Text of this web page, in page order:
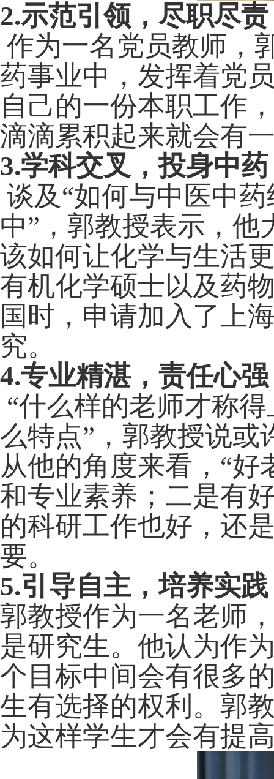
2.示范引领，尽职尽责
作为一名党员教师，
药事业中，发挥着党
自己的一份本职工作
滴滴累积起来就会有
3.学科交叉，投身中药
谈及“如何与中医中
中”，郭教授表示，
该如何让化学与生活
有机化学硕士以及药
国时，申请加入了上
究。
4.专业精湛，责任心强
“什么样的老师才称
么特点”，郭教授说或
从他的角度来看，“
和专业素养；二是有
的科研工作也好，还
要。
5.引导自主，培养实践
郭教授作为一名老师
是研究生。他认为作
个目标中间会有很多
生有选择的权利。郭
为这样学生才会有提